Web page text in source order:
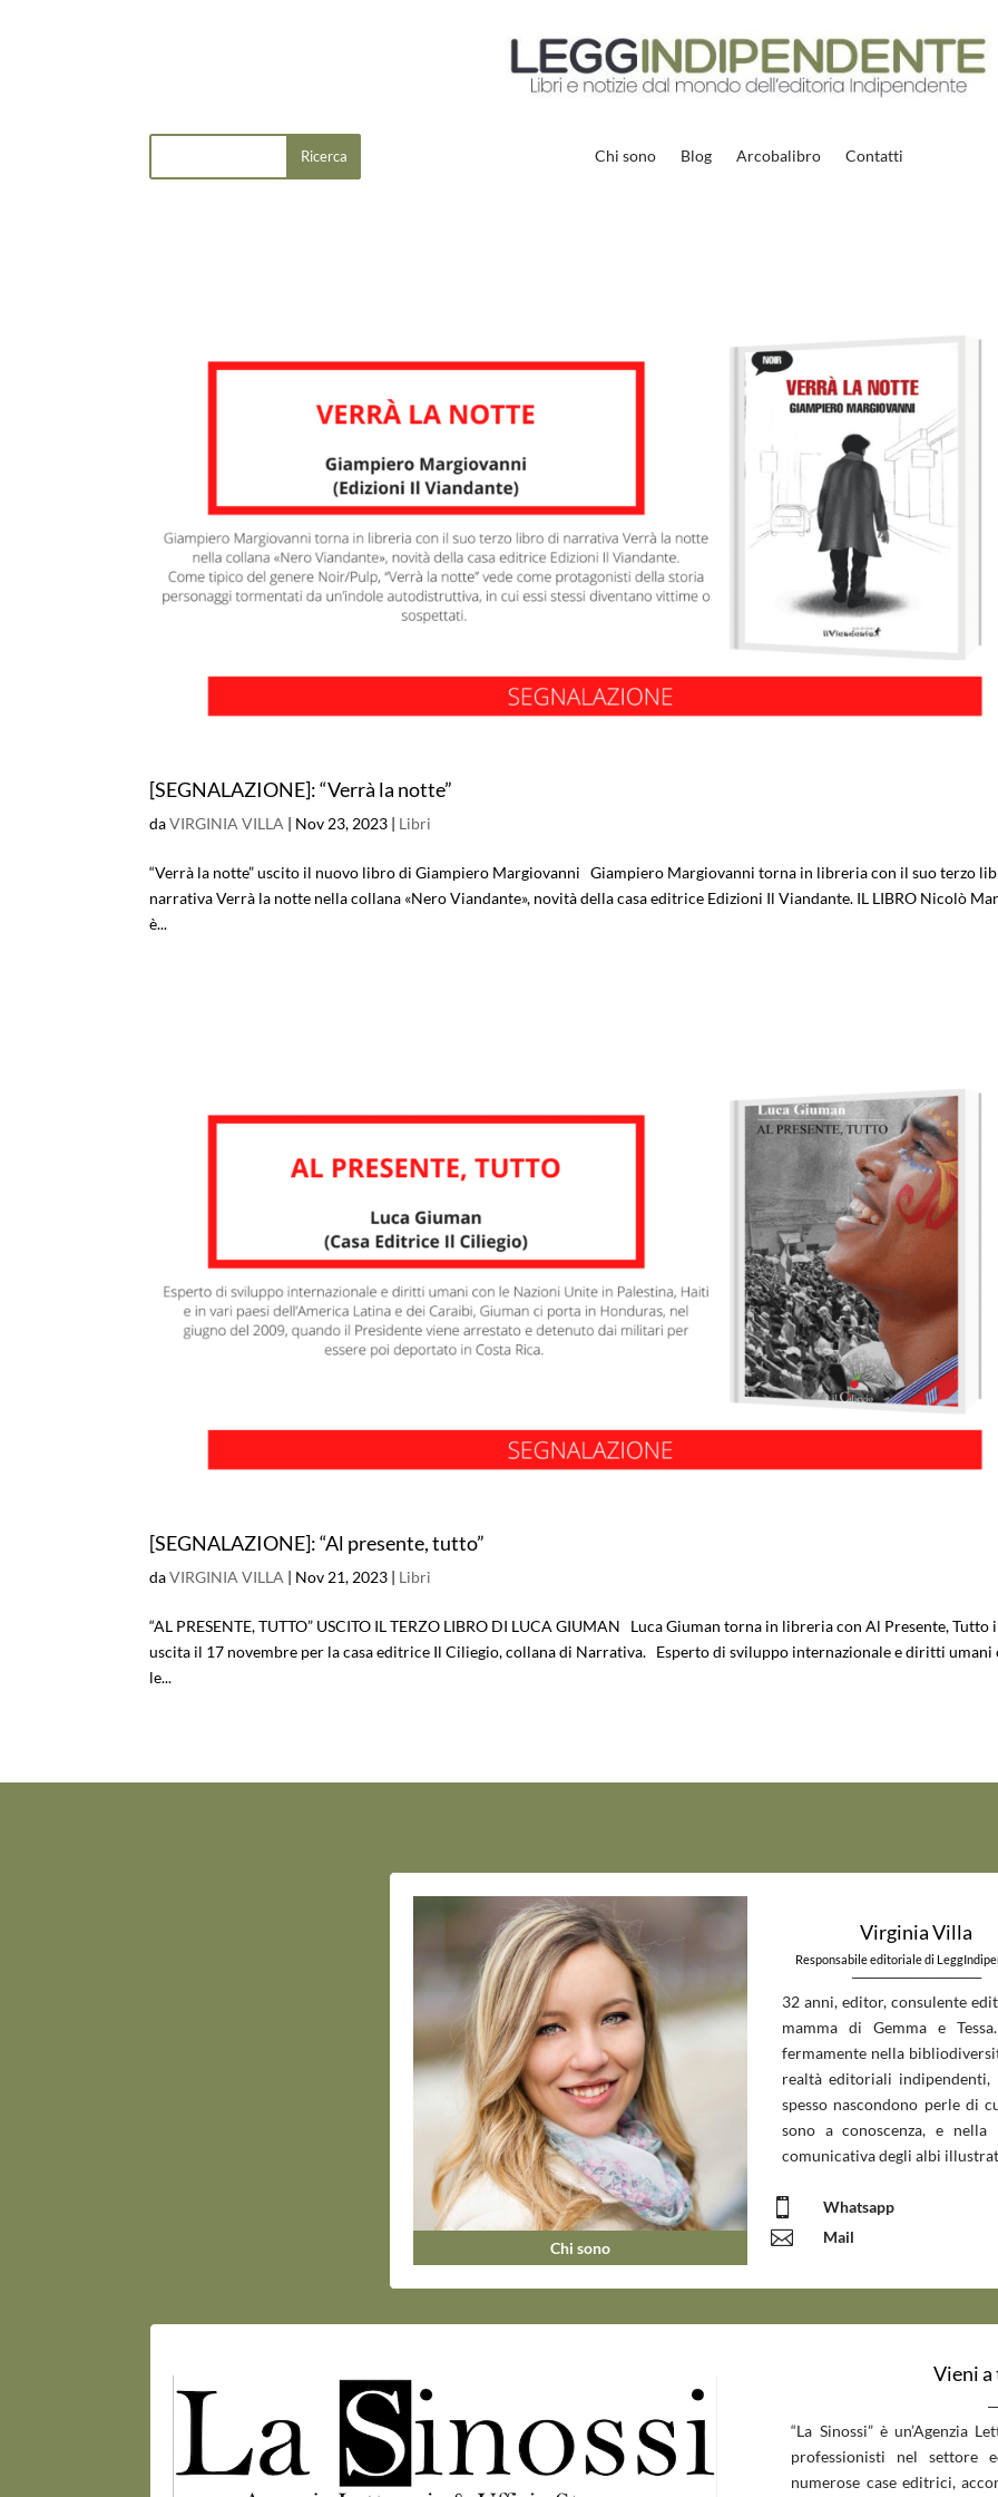
Chi sono Blog Arcobalibro Contatti
[SEGNALAZIONE]: “Verrà la notte”
daVIRGINIA VILLA | Nov 23, 2023 | Libri
“Verrà la notte” uscito il nuovo libro di Giampiero Margiovanni Giampiero Margiovanni torna in libreria con il suo terzo
narrativa Verrà la notte nella collana «Nero Viandante», novità della casa editrice Edizioni Il Viandante. IL LIBRO Nicolò
è...
[SEGNALAZIONE]: “Al presente, tutto”
daVIRGINIA VILLA | Nov 21, 2023 | Libri
“AL PRESENTE, TUTTO” USCITO IL TERZO LIBRO DI LUCA GIUMAN Luca Giuman torna in libreria con Al Presente, Tutto
uscita il 17 novembre per la casa editrice Il Ciliegio, collana di Narrativa. Esperto di sviluppo internazionale e diritti umani
le...
Chi sono
Virginia Villa
Responsabile editoriale di
32 anni, editor, consulente
mamma di Gemma e
fermamente nella
realtà editoriali indipendenti,
spesso nascondono perle di
sono a conoscenza, e nella
comunicativa degli albi
 Whatsapp
 Mail
Vieni
“La Sinossi” è un’Agenzia
professionisti nel settore
numerose case editrici,